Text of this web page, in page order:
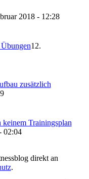
2018 - 12:28
12.
zusätzlich
Trainingsplan
02:04
direkt an
.